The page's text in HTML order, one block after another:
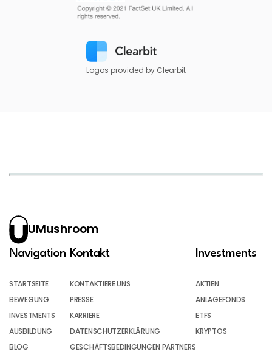
Logos provided by Clearbit
UMushroom
Navigation
STARTSEITE
BEWEGUNG
INVESTMENTS
AUSBILDUNG
BLOG
Kontakt
KONTAKTIERE UNS
PRESSE
KARRIERE
DATENSCHUTZERKLÄRUNG
GESCHÄFTSBEDINGUNGEN PARTNERS
Investments
AKTIEN
ANLAGEFONDS
ETFS
KRYPTOS